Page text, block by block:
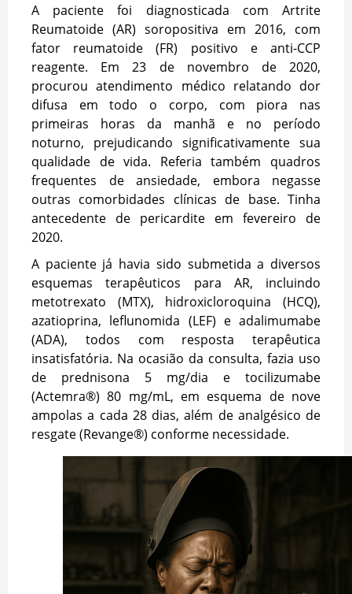
A paciente foi diagnosticada com Artrite
Reumatoide (AR) soropositiva em 2016, com
fator reumatoide (FR) positivo e anti-CCP
reagente. Em 23 de novembro de 2020,
procurou atendimento médico relatando dor
difusa em todo o corpo, com piora nas
primeiras horas da manhã e no período
noturno, prejudicando significativamente sua
qualidade de vida. Referia também quadros
frequentes de ansiedade, embora negasse
outras comorbidades clínicas de base. Tinha
antecedente de pericardite em fevereiro de
2020.
A paciente já havia sido submetida a diversos
esquemas terapêuticos para AR, incluindo
metotrexato (MTX), hidroxicloroquina (HCQ),
azatioprina, leflunomida (LEF) e adalimumabe
(ADA), todos com resposta terapêutica
insatisfatória. Na ocasião da consulta, fazia uso
de prednisona 5 mg/dia e tocilizumabe
(Actemra®) 80 mg/mL, em esquema de nove
ampolas a cada 28 dias, além de analgésico de
resgate (Revange®) conforme necessidade.